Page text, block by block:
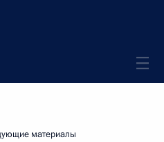
материалы